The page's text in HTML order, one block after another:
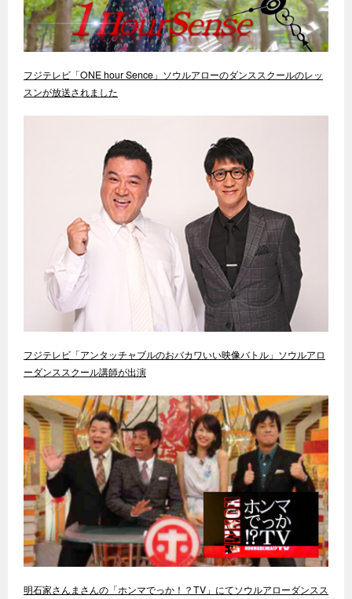
フジテレビ「ONE hour Sence」ソウルアローのダンススクールのレッ
スンが放送されました
フジテレビ「アンタッチャブルのおバカワいい映像バトル」ソウルアロ
ーダンススクール講師が出演
明石家さんまさんの「ホンマでっか！？TV」にてソウルアローダンスス